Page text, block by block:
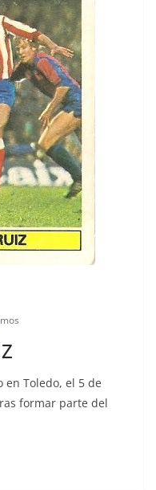
en Toledo, el 5 de
formar parte del